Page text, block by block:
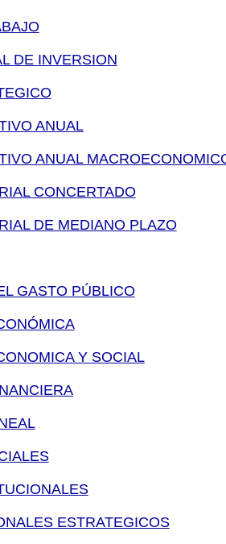
DE INVERSION
ANUAL
ANUAL
CONCERTADO
DE MEDIANO PLAZO
GASTO PÚBLICO
Y SOCIAL
ESTRATEGICOS